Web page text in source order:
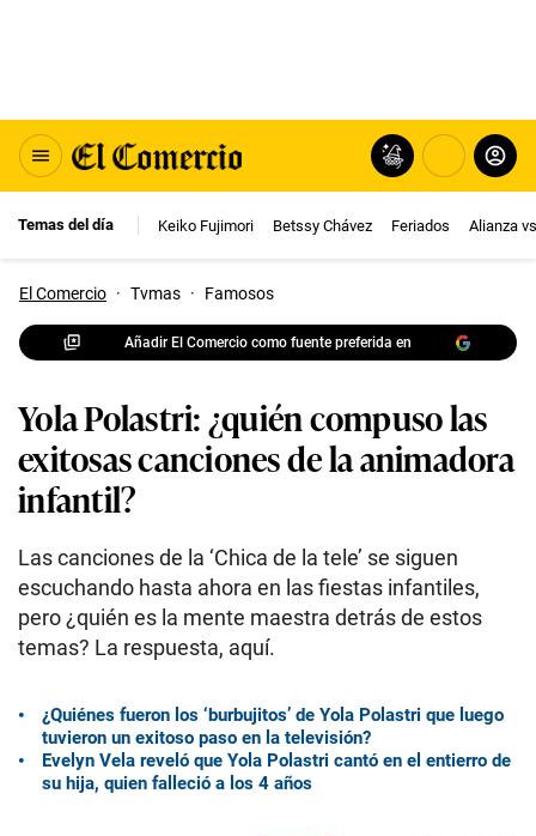
Temas del día Keiko Fujimori Betssy Chávez Feriados Alianza
El Comercio · Tvmas · Famosos
Añadir El Comercio como fuente preferida en
Yola Polastri: ¿quién compuso las
exitosas canciones de la animadora
infantil?
Las canciones de la ‘Chica de la tele’ se siguen
escuchando hasta ahora en las fiestas infantiles,
pero ¿quién es la mente maestra detrás de estos
temas? La respuesta, aquí.
¿Quiénes fueron los ‘burbujitos’ de Yola Polastri que luego
tuvieron un exitoso paso en la televisión?
Evelyn Vela reveló que Yola Polastri cantó en el entierro de
su hija, quien falleció a los 4 años